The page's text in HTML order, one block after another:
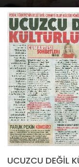
UCUZCU DEĞİL